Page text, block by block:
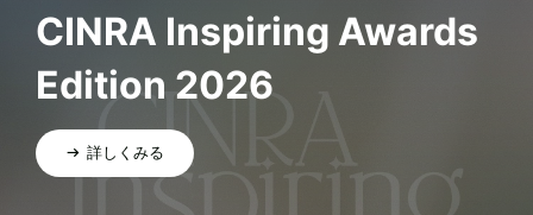
CINRA Inspiring Awards
Edition 2026
詳しくみる